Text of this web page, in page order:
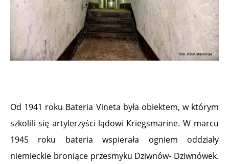
Od 1941 roku Bateria Vineta była obiektem, w którym
szkolili się artylerzyści lądowi Kriegsmarine. W marcu
1945 roku bateria wspierała ogniem oddziały
niemieckie broniące przesmyku Dziwnów- Dziwnówek.